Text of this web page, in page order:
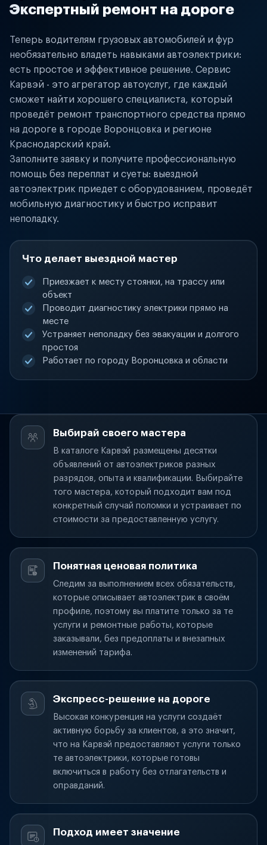
Экспертный ремонт на дороге
Теперь водителям грузовых автомобилей и фур
необязательно владеть навыками автоэлектрики:
есть простое и эффективное решение. Сервис
Карвэй - это агрегатор автоуслуг, где каждый
сможет найти хорошего специалиста, который
проведёт ремонт транспортного средства прямо
на дороге в городе Воронцовка и регионе
Краснодарский край.
Заполните заявку и получите профессиональную
помощь без переплат и суеты: выездной
автоэлектрик приедет с оборудованием, проведёт
мобильную диагностику и быстро исправит
неполадку.
Что делает выездной мастер
Приезжает к месту стоянки, на трассу или
объект
Проводит диагностику электрики прямо на
месте
Устраняет неполадку без эвакуации и долгого
простоя
Работает по городу Воронцовка и области
Выбирай своего мастера
В каталоге Карвэй размещены десятки
объявлений от автоэлектриков разных
разрядов, опыта и квалификации. Выбирайте
того мастера, который подходит вам под
конкретный случай поломки и устраивает по
стоимости за предоставленную услугу.
Понятная ценовая политика
Следим за выполнением всех обязательств,
которые описывает автоэлектрик в своём
профиле, поэтому вы платите только за те
услуги и ремонтные работы, которые
заказывали, без предоплаты и внезапных
изменений тарифа.
Экспресс-решение на дороге
Высокая конкуренция на услуги создаёт
активную борьбу за клиентов, а это значит,
что на Карвэй предоставляют услуги только
те автоэлектрики, которые готовы
включиться в работу без отлагательств и
оправданий.
Подход имеет значение